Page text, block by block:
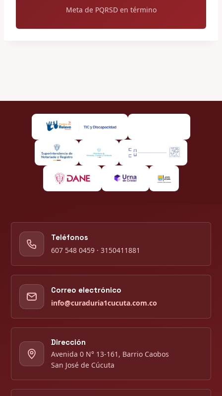
Meta de PQRSD en término
Teléfonos
607 548 0459 · 3150411881
Correo electrónico
info@curaduria1cucuta.com.co
Dirección
Avenida 0 N° 13-161, Barrio Caobos
San José de Cúcuta